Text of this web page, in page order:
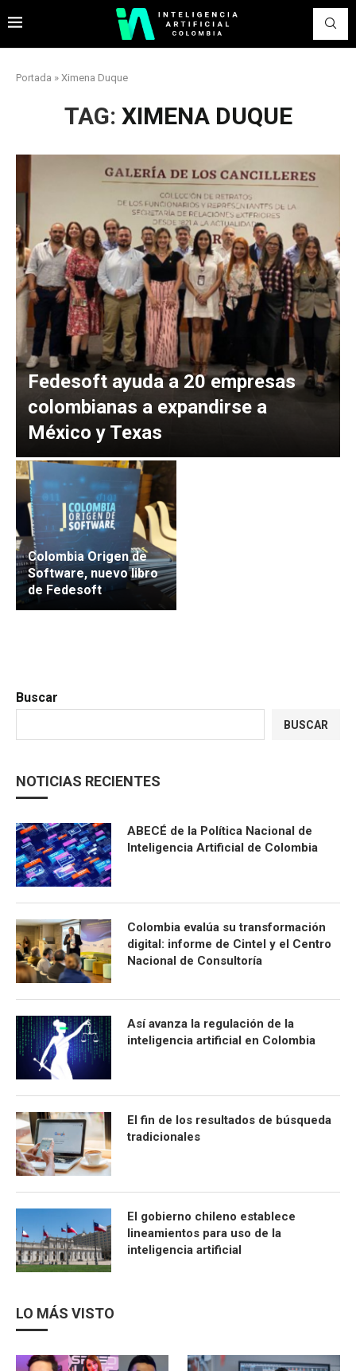
Portada » Ximena Duque
TAG: XIMENA DUQUE
Fedesoft ayuda a 20 empresas
colombianas a expandirse a
México y Texas
Colombia Origen de
Software, nuevo libro
de Fedesoft
Buscar
BUSCAR
NOTICIAS RECIENTES
ABECÉ de la Política Nacional de
Inteligencia Artificial de Colombia
Colombia evalúa su transformación
digital: informe de Cintel y el Centro
Nacional de Consultoría
Así avanza la regulación de la
inteligencia artificial en Colombia
El fin de los resultados de búsqueda
tradicionales
El gobierno chileno establece
lineamientos para uso de la
inteligencia artificial
LO MÁS VISTO